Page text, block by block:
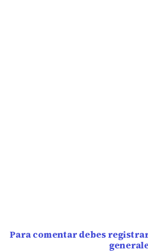
Para comentar debes